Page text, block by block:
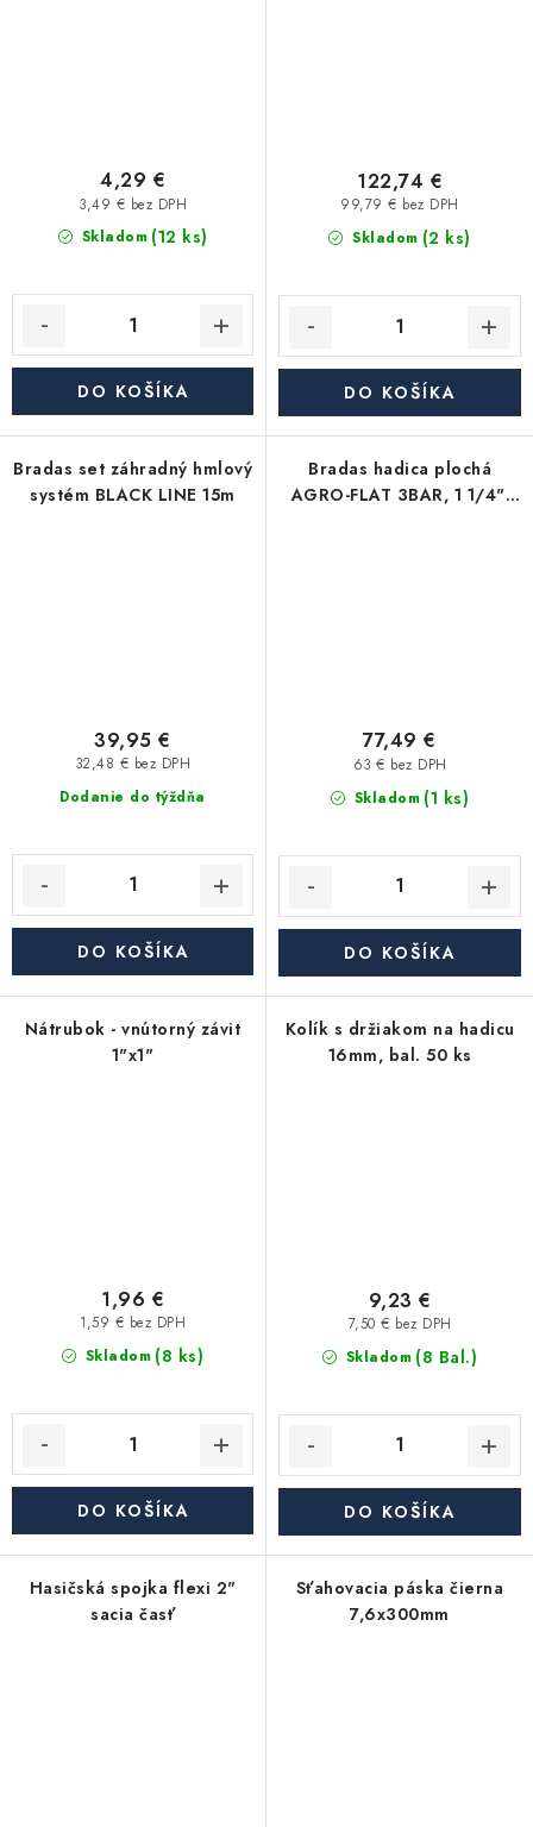
Skladom (12 ks)
3,49 € bez DPH
4,29 €
DO KOŠÍKA
Skladom (2 ks)
99,79 € bez DPH
122,74 €
DO KOŠÍKA
Bradas set záhradný hmlový
systém BLACK LINE 15m
Dodanie do týždňa
32,48 € bez DPH
39,95 €
DO KOŠÍKA
Bradas hadica plochá
AGRO-FLAT 3BAR, 1 1/4",
Skladom (1 ks)
63 € bez DPH
77,49 €
DO KOŠÍKA
Nátrubok - vnútorný závit
1"x1"
Skladom (8 ks)
1,59 € bez DPH
1,96 €
DO KOŠÍKA
Kolík s držiakom na hadicu
16mm, bal. 50 ks
Skladom (8 Bal.)
7,50 € bez DPH
9,23 €
DO KOŠÍKA
Hasičská spojka flexi 2"
sacia časť
Sťahovacia páska čierna
7,6x300mm